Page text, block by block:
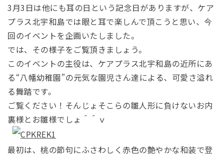
お問い合わせ
3月3日は他にも耳の日という記念日がありますが、ケア
プラス北宇和島では眼と耳で楽しんで頂こうと思い、今
回のイベントを企画いたしました。
では、その様子をご覧頂きましょう。
このイベントの主役は、ケアプラス北宇和島の近所にあ
る“八幡幼稚園”の元気な園児さん達による、可愛さ溢れ
る舞踏です。
ご覧ください！そんじょそこらの雛人形に負けないお内
裏様とお雛様でしょ＾＾ｖ
最初は、桃の節句にふさわしく赤色の艶やかな和装で登